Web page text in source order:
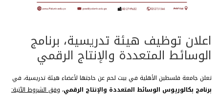
اعلان توظيف هيئة تدريسية، برنامج
الوسائط المتعددة والإنتاج الرقمي
تعلن جامعة فلسطين الأهلية في بيت لحم عن حاجتها لأعضاء هيئة تدريسية، في
برنامج بكالوريوس الوسائط المتعددة والإنتاج الرقمي، وفق الشروط الآتية: